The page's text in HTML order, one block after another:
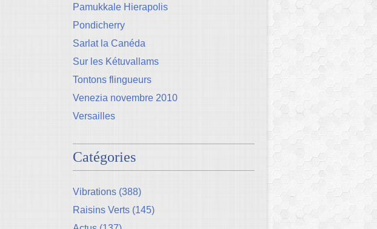
Pamukkale Hierapolis
Pondicherry
Sarlat la Canéda
Sur les Kétuvallams
Tontons flingueurs
Venezia novembre 2010
Versailles
Catégories
Vibrations (388)
Raisins Verts (145)